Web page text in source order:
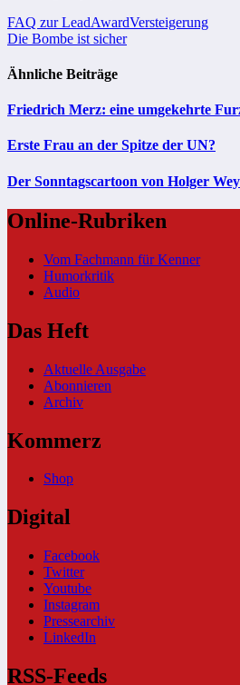
Beitragsnavigation
FAQ zur LeadAwardVersteigerung
Die Bombe ist sicher
Ähnliche Beiträge
Friedrich Merz: eine umgekehrte
Erste Frau an der Spitze der UN?
Der Sonntagscartoon von Holger
Online-Rubriken
Vom Fachmann für Kenner
Humorkritik
Audio
Das Heft
Aktuelle Ausgabe
Abonnieren
Archiv
Kommerz
Shop
Digital
Facebook
Twitter
Youtube
Instagram
Pressearchiv
LinkedIn
RSS-Feeds